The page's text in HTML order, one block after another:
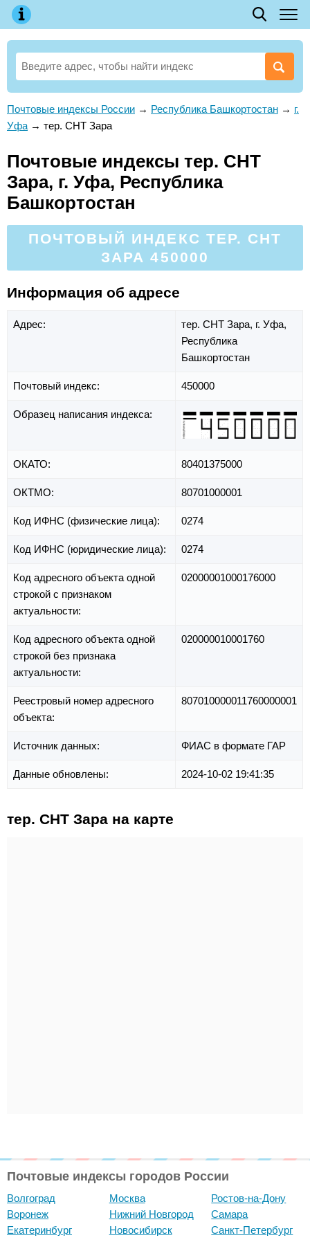
Почтовые индексы России → Республика Башкортостан → г.
Уфа → тер. СНТ Зара
Почтовые индексы тер. СНТ
Зара, г. Уфа, Республика
Башкортостан
ПОЧТОВЫЙ ИНДЕКС ТЕР. СНТ
ЗАРА 450000
Информация об адресе
Адрес: тер. СНТ Зара, г. Уфа,
Республика
Башкортостан
Почтовый индекс: 450000
Образец написания индекса:
ОКАТО: 80401375000
ОКТМО: 80701000001
Код ИФНС (физические лица): 0274
Код ИФНС (юридические лица): 0274
Код адресного объекта одной
строкой с признаком
актуальности:
02000001000176000
Код адресного объекта одной
строкой без признака
актуальности:
020000010001760
Реестровый номер адресного
объекта:
807010000011760000001
Источник данных: ФИАС в формате ГАР
Данные обновлены: 2024-10-02 19:41:35
тер. СНТ Зара на карте
Почтовые индексы городов России
Волгоград
Воронеж
Екатеринбург
Москва
Нижний Новгород
Новосибирск
Ростов-на-Дону
Самара
Санкт-Петербург